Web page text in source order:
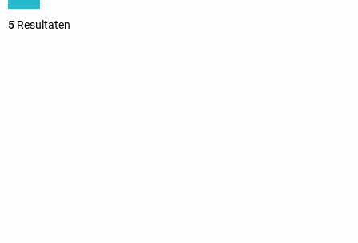
5 Resultaten